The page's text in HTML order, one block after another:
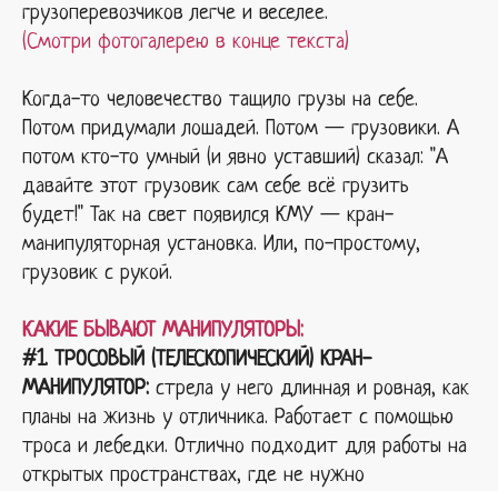
грузоперевозчиков легче и веселее.
(Смотри фотогалерею в конце текста)
Когда-то человечество тащило грузы на себе.
Потом придумали лошадей. Потом — грузовики. А
потом кто-то умный (и явно уставший) сказал: "А
давайте этот грузовик сам себе всё грузить
будет!" Так на свет появился КМУ — кран-
манипуляторная установка. Или, по-простому,
грузовик с рукой.
КАКИЕ БЫВАЮТ МАНИПУЛЯТОРЫ:
#1. ТРОСОВЫЙ (ТЕЛЕСКОПИЧЕСКИЙ) КРАН-
МАНИПУЛЯТОР: стрела у него длинная и ровная, как
планы на жизнь у отличника. Работает с помощью
троса и лебедки. Отлично подходит для работы на
открытых пространствах, где не нужно